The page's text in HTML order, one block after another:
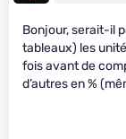
Bonjour, serait-il
tableaux) les
fois avant de
d’autres en %